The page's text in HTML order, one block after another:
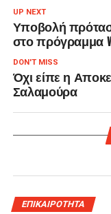
UP NEXT
Υποβολή
στο πρόγραμμα
DON'T MISS
Όχι είπε η
Σαλαμούρα
ΕΠΙΚΑΙΡΟΤΗΤΑ